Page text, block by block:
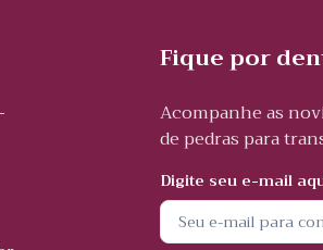
Fique por
Acompanhe as
de pedras para
Digite seu e-mail